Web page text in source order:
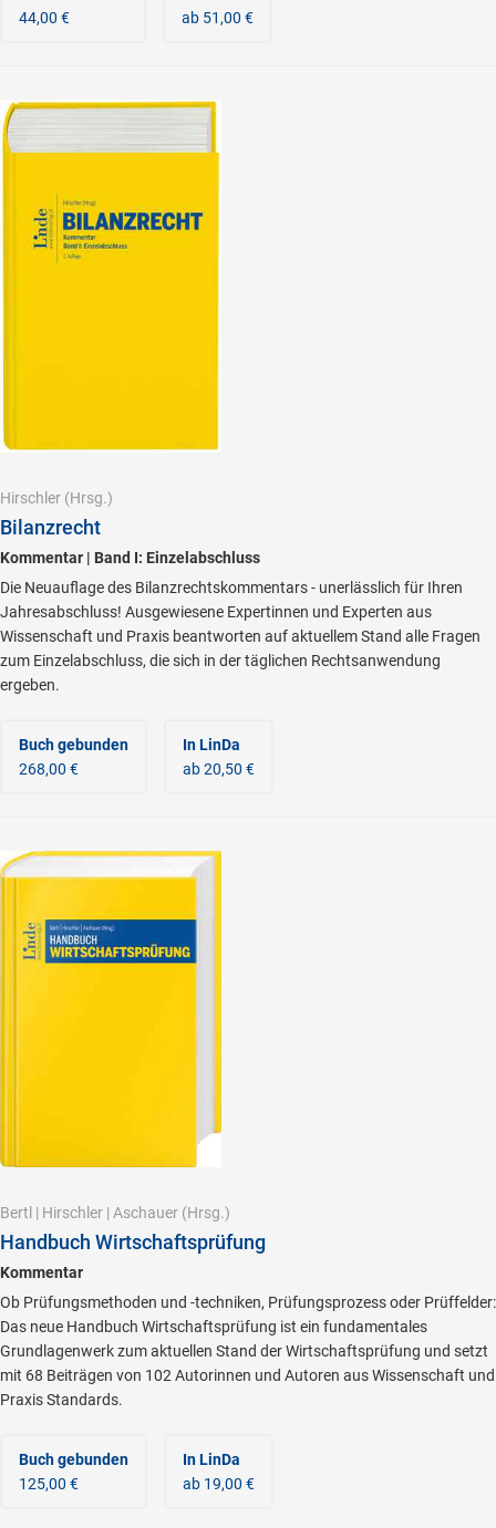
44,00 €
ab 51,00 €
Hirschler (Hrsg.)
Bilanzrecht
Kommentar | Band I: Einzelabschluss
Die Neuauflage des Bilanzrechtskommentars - unerlässlich für Ihren
Jahresabschluss! Ausgewiesene Expertinnen und Experten aus
Wissenschaft und Praxis beantworten auf aktuellem Stand alle Fragen
zum Einzelabschluss, die sich in der täglichen Rechtsanwendung
ergeben.
Buch gebunden
268,00 €
In LinDa
ab 20,50 €
Bertl | Hirschler | Aschauer (Hrsg.)
Handbuch Wirtschaftsprüfung
Kommentar
Ob Prüfungsmethoden und -techniken, Prüfungsprozess oder Prüffelder:
Das neue Handbuch Wirtschaftsprüfung ist ein fundamentales
Grundlagenwerk zum aktuellen Stand der Wirtschaftsprüfung und setzt
mit 68 Beiträgen von 102 Autorinnen und Autoren aus Wissenschaft und
Praxis Standards.
Buch gebunden
125,00 €
In LinDa
ab 19,00 €